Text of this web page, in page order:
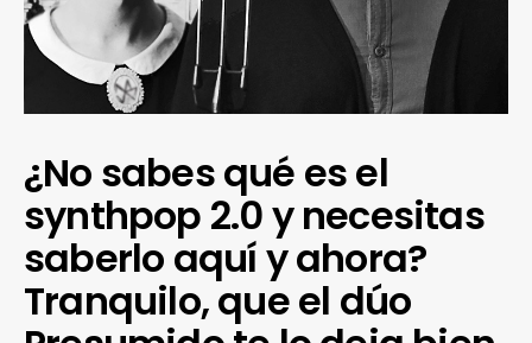
¿No sabes qué es el
synthpop 2.0 y necesitas
saberlo aquí y ahora?
Tranquilo, que el dúo
¿Te gusta fantasticmag.es?
Pues, ahora que esta web está inactiva,
puede interesarte que la aventura
continúa ensinceramente.cc